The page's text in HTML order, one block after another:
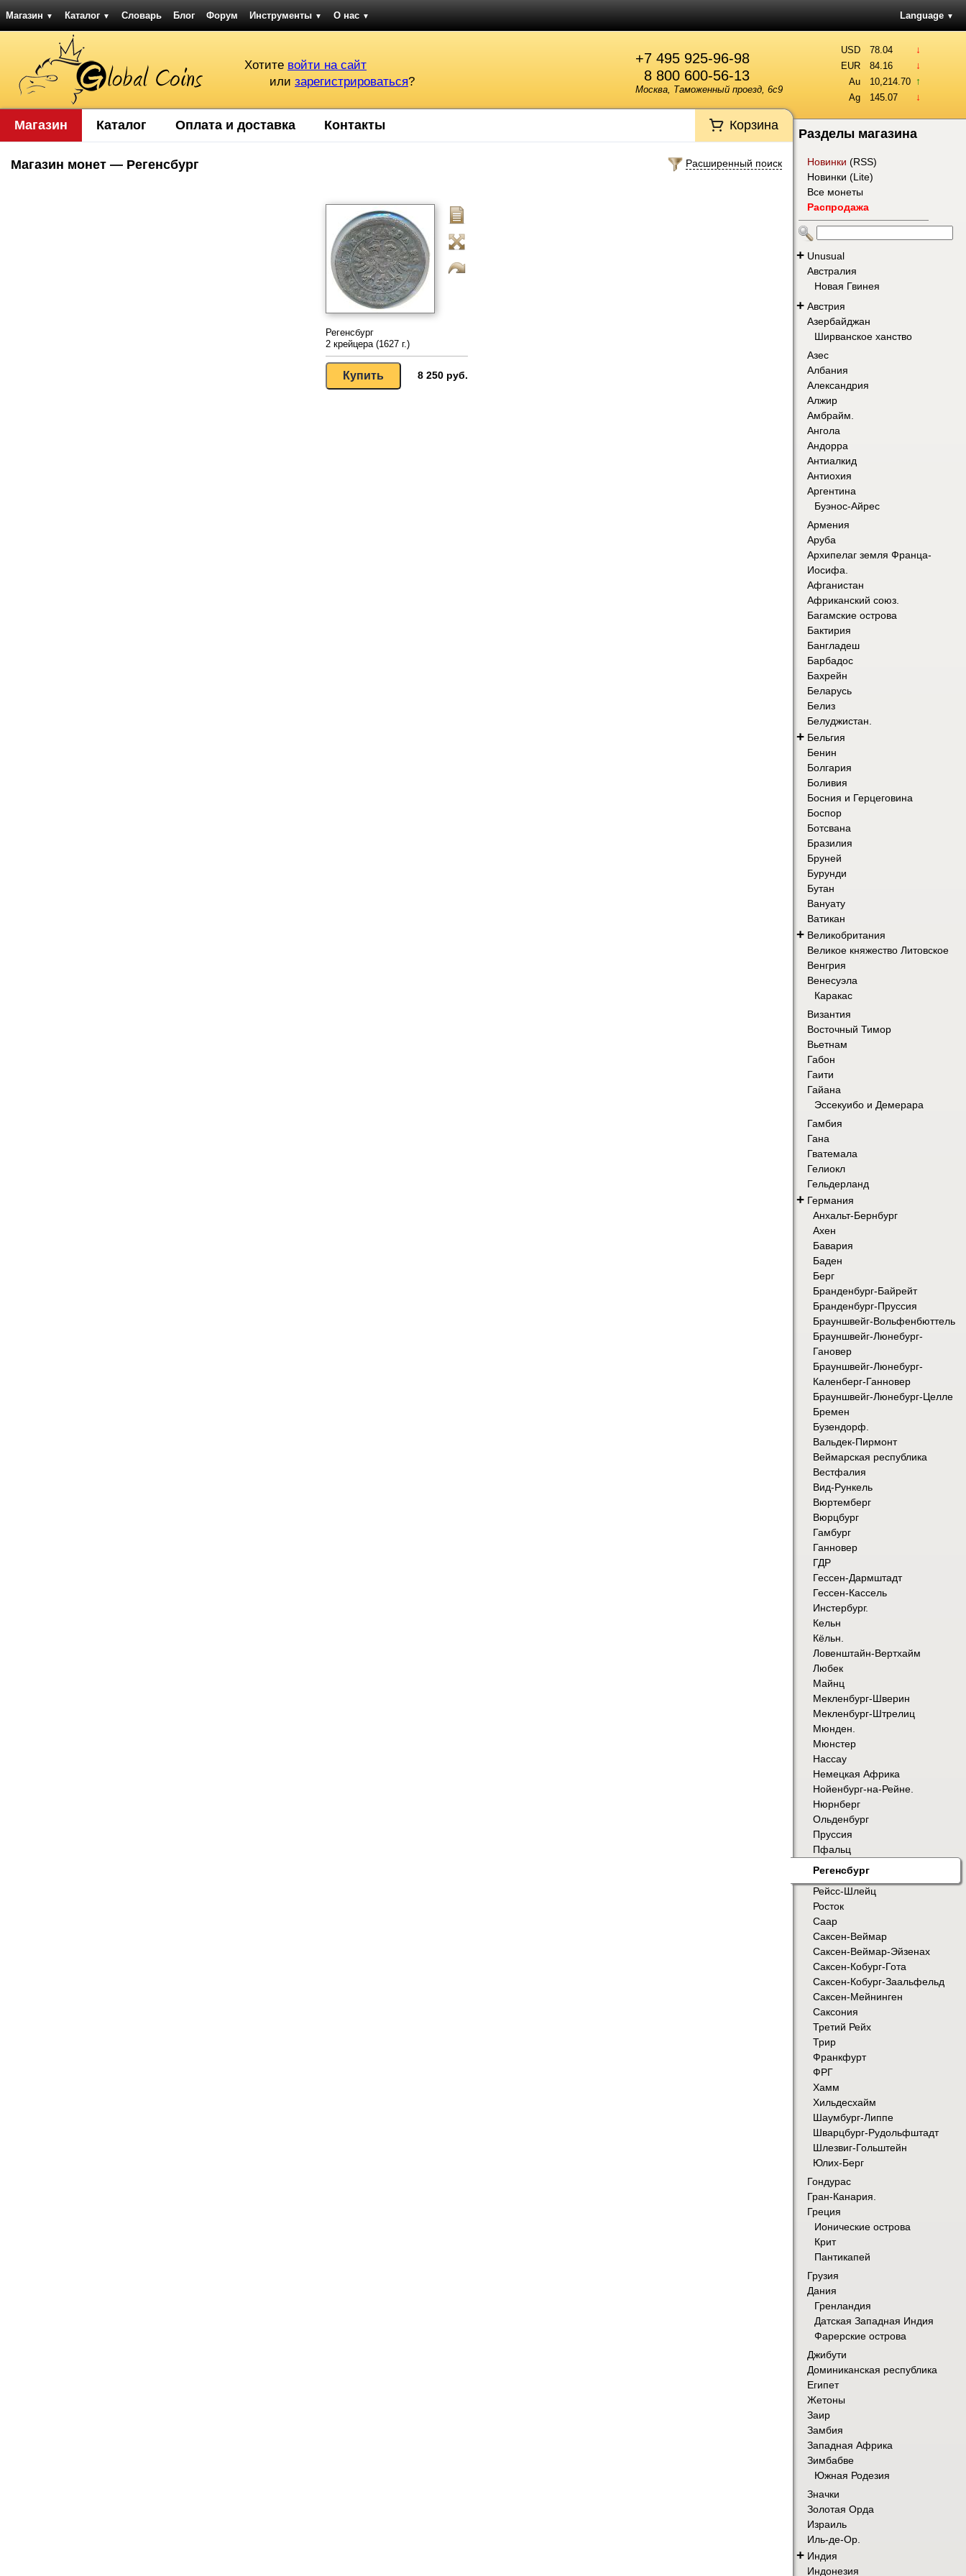
Магазин ▼ Каталог ▼ Словарь Блог Форум Инструменты ▼ О нас ▼ Language ▼
+7 495 925-96-98
8 800 600-56-13
Москва, Таможенный проезд, 6с9
Хотите войти на сайт
или зарегистрироваться?
USD 78.04 ↓
EUR 84.16 ↓
Au 10,214.70 ↑
Ag 145.07 ↓
Магазин Каталог Оплата и доставка Контакты Корзина
Расширенный поиск
Магазин монет — Регенсбург
Регенсбург
2 крейцера (1627 г.)
8 250 руб.
Разделы магазина
Новинки (RSS)
Новинки (Lite)
Все монеты
Распродажа
+ Unusual
Австралия
Новая Гвинея
+ Австрия
Азербайджан
Ширванское ханство
Азес
Албания
Александрия
Алжир
Амбрайм.
Ангола
Андорра
Антиалкид
Антиохия
Аргентина
Буэнос-Айрес
Армения
Аруба
Архипелаг земля Франца-
Иосифа.
Афганистан
Африканский союз.
Багамские острова
Бактирия
Бангладеш
Барбадос
Бахрейн
Беларусь
Белиз
Белуджистан.
+ Бельгия
Бенин
Болгария
Боливия
Босния и Герцеговина
Боспор
Ботсвана
Бразилия
Бруней
Бурунди
Бутан
Вануату
Ватикан
+ Великобритания
Великое княжество Литовское
Венгрия
Венесуэла
Каракас
Византия
Восточный Тимор
Вьетнам
Габон
Гаити
Гайана
Эссекуибо и Демерара
Гамбия
Гана
Гватемала
Гелиокл
Гельдерланд
+ Германия
Анхальт-Бернбург
Ахен
Бавария
Баден
Берг
Бранденбург-Байрейт
Бранденбург-Пруссия
Брауншвейг-Вольфенбюттель
Брауншвейг-Люнебург-
Гановер
Брауншвейг-Люнебург-
Каленберг-Ганновер
Брауншвейг-Люнебург-Целле
Бремен
Бузендорф.
Вальдек-Пирмонт
Веймарская республика
Вестфалия
Вид-Рункель
Вюртемберг
Вюрцбург
Гамбург
Ганновер
ГДР
Гессен-Дармштадт
Гессен-Кассель
Инстербург.
Кельн
Кёльн.
Ловенштайн-Вертхайм
Любек
Майнц
Мекленбург-Шверин
Мекленбург-Штрелиц
Мюнден.
Мюнстер
Нассау
Немецкая Африка
Нойенбург-на-Рейне.
Нюрнберг
Ольденбург
Пруссия
Пфальц
Регенсбург
Рейсс-Шлейц
Росток
Саар
Саксен-Веймар
Саксен-Веймар-Эйзенах
Саксен-Кобург-Гота
Саксен-Кобург-Заальфельд
Саксен-Мейнинген
Саксония
Третий Рейх
Трир
Франкфурт
ФРГ
Хамм
Хильдесхайм
Шаумбург-Липпе
Шварцбург-Рудольфштадт
Шлезвиг-Гольштейн
Юлих-Берг
Гондурас
Гран-Канария.
Греция
Ионические острова
Крит
Пантикапей
Грузия
Дания
Гренландия
Датская Западная Индия
Фарерские острова
Джибути
Доминиканская республика
Египет
Жетоны
Заир
Замбия
Западная Африка
Зимбабве
Южная Родезия
Значки
Золотая Орда
Израиль
Иль-де-Ор.
+ Индия
Индонезия